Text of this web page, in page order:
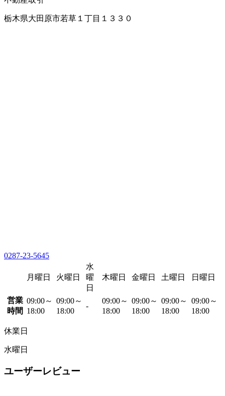
栃木県大田原市若草１丁目１３３０
0287-23-5645
月曜日 火曜日
水
曜
日
木曜日 金曜日 土曜日 日曜日
営業
時間
09:00～
18:00
09:00～
18:00
-
09:00～
18:00
09:00～
18:00
09:00～
18:00
09:00～
18:00
休業日
水曜日
ユーザーレビュー